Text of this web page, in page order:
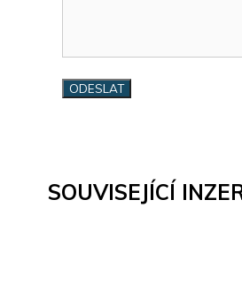
SOUVISEJÍCÍ